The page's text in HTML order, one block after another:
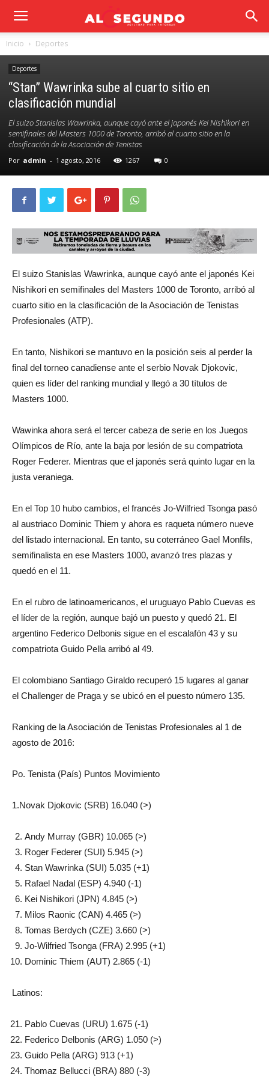
Inicio Deportes
Deportes
“Stan” Wawrinka sube al cuarto sitio en
clasificación mundial
El suizo Stanislas Wawrinka, aunque cayó ante el japonés Kei Nishikori en
semifinales del Masters 1000 de Toronto, arribó al cuarto sitio en la
clasificación de la Asociación de Tenistas
Por admin - 1 agosto, 2016 1267 0
El suizo Stanislas Wawrinka, aunque cayó ante el japonés Kei
Nishikori en semifinales del Masters 1000 de Toronto, arribó al
cuarto sitio en la clasificación de la Asociación de Tenistas
Profesionales (ATP).
En tanto, Nishikori se mantuvo en la posición seis al perder la
final del torneo canadiense ante el serbio Novak Djokovic,
quien es líder del ranking mundial y llegó a 30 títulos de
Masters 1000.
Wawinka ahora será el tercer cabeza de serie en los Juegos
Olímpicos de Río, ante la baja por lesión de su compatriota
Roger Federer. Mientras que el japonés será quinto lugar en la
justa veraniega.
En el Top 10 hubo cambios, el francés Jo-Wilfried Tsonga pasó
al austriaco Dominic Thiem y ahora es raqueta número nueve
del listado internacional. En tanto, su coterráneo Gael Monfils,
semifinalista en ese Masters 1000, avanzó tres plazas y
quedó en el 11.
En el rubro de latinoamericanos, el uruguayo Pablo Cuevas es
el líder de la región, aunque bajó un puesto y quedó 21. El
argentino Federico Delbonis sigue en el escalafón 43 y su
compatriota Guido Pella arribó al 49.
El colombiano Santiago Giraldo recuperó 15 lugares al ganar
el Challenger de Praga y se ubicó en el puesto número 135.
Ranking de la Asociación de Tenistas Profesionales al 1 de
agosto de 2016:
Po. Tenista (País) Puntos Movimiento
1.Novak Djokovic (SRB) 16.040 (>)
Andy Murray (GBR) 10.065 (>)
Roger Federer (SUI) 5.945 (>)
Stan Wawrinka (SUI) 5.035 (+1)
Rafael Nadal (ESP) 4.940 (-1)
Kei Nishikori (JPN) 4.845 (>)
Milos Raonic (CAN) 4.465 (>)
Tomas Berdych (CZE) 3.660 (>)
Jo-Wilfried Tsonga (FRA) 2.995 (+1)
Dominic Thiem (AUT) 2.865 (-1)
Latinos:
Pablo Cuevas (URU) 1.675 (-1)
Federico Delbonis (ARG) 1.050 (>)
Guido Pella (ARG) 913 (+1)
Thomaz Bellucci (BRA) 880 (-3)